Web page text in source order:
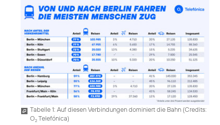
Tabelle 1: Auf diesen Verbindungen dominiert die Bahn (Credits:
O2Telefónica)